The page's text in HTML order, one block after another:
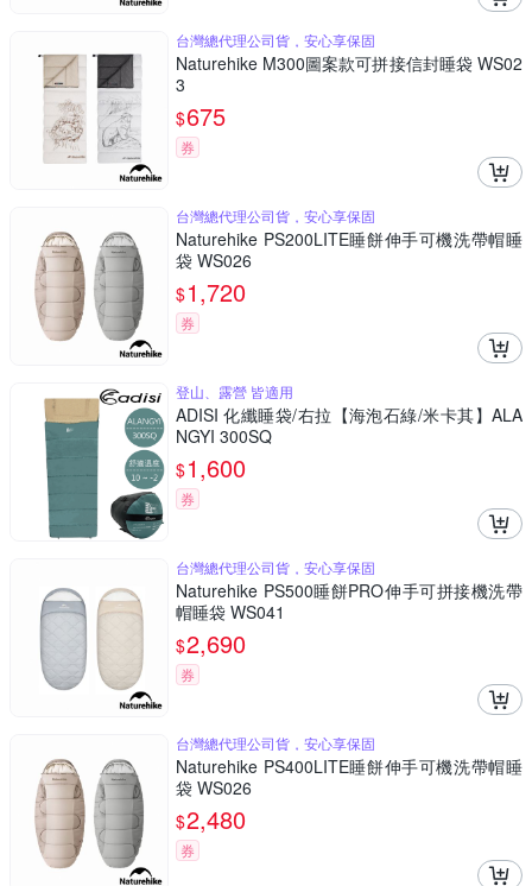
台灣總代理公司貨，安心享保固
Naturehike M300圖案款可拼接信封睡袋 WS02
3
$675
券
台灣總代理公司貨，安心享保固
Naturehike PS200LITE睡餅伸手可機洗帶帽睡
袋 WS026
$1,720
券
登山、露營 皆適用
ADISI 化纖睡袋/右拉【海泡石綠/米卡其】ALA
NGYI 300SQ
$1,600
券
台灣總代理公司貨，安心享保固
Naturehike PS500睡餅PRO伸手可拼接機洗帶
帽睡袋 WS041
$2,690
券
台灣總代理公司貨，安心享保固
Naturehike PS400LITE睡餅伸手可機洗帶帽睡
袋 WS026
$2,480
券